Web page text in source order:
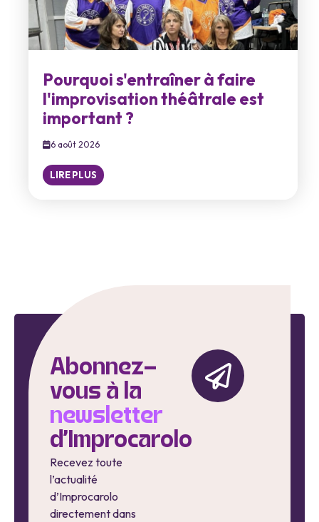
Pourquoi s'entraîner à faire
l'improvisation théâtrale est
important ?
6 août 2026
LIRE PLUS
Abonnez-
vous à la
newsletter
d'Improcarolo
Recevez toute
l’actualité
d’Improcarolo
directement dans